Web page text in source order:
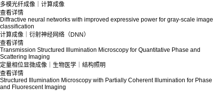
多模光纤成像｜计算成像
查看详情
Diffractive neural networks with improved expressive power for gray-scale image
classification
计算成像｜衍射神经网络（DNN）
查看详情
Transmission Structured Illumination Microscopy for Quantitative Phase and
Scattering Imaging
定量相位显微成像｜生物医学｜结构照明
查看详情
Structured Illumination Microscopy with Partially Coherent Illumination for Phase
and Fluorescent Imaging